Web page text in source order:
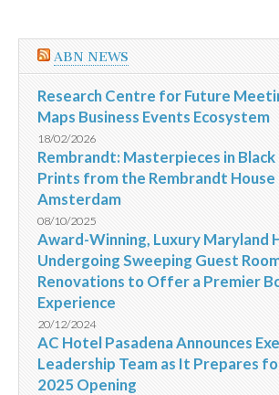
ABN NEWS
Research Centre for Future
Maps Business Events Ecosystem
18/02/2026
Rembrandt: Masterpieces in
Prints from the Rembrandt House
Amsterdam
08/10/2025
Award-Winning, Luxury Maryland
Undergoing Sweeping Guest
Renovations to Offer a Premier
Experience
20/12/2024
AC Hotel Pasadena Announces
Leadership Team as It Prepares
2025 Opening